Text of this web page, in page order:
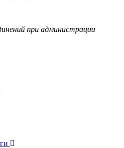
при администрации